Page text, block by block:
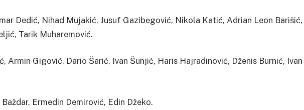
Dedić, Nihad Mujakić, Jusuf Gazibegović, Nikola Katić, Adrian Leon Barišić,
Tarik Muharemović.
Armin Gigović, Dario Šarić, Ivan Šunjić, Haris Hajradinović, Dženis Burnić, Ivan
Ermedin Demirović, Edin Džeko.